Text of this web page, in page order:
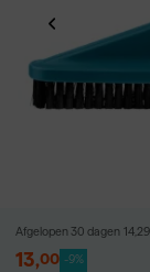
Afgelopen 30 dagen 14,29
13,00 -9%